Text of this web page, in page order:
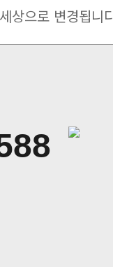
상으로 변경됩니
할인쿠폰(금
제식품/ 인산가
뜸수련회) 신청
류 20%할인. 인산
액 20%할인 인
인산가